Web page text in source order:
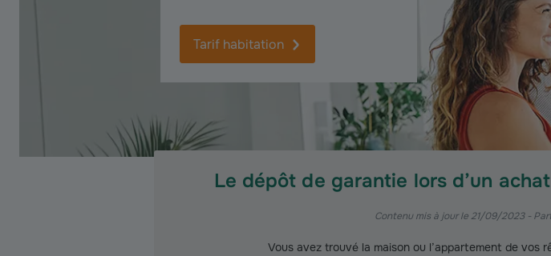
Tarif habitation
Le dépôt de garantie lors d’un
Contenu mis à jour le 21/09/2023-
Vous avez trouvé la maison ou l’appartement de vos